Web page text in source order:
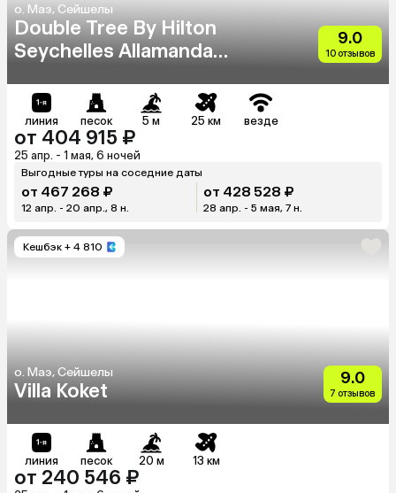
о. Маэ, Сейшелы
Double Tree By Hilton
Seychelles Allamanda
9.0
10 отзывов
линия песок 5 м 25 км везде
от 404 915 ₽
25 апр. - 1 мая, 6 ночей
Выгодные туры на соседние даты
от 467 268 ₽
12 апр. - 20 апр., 8 н.
от 428 528 ₽
28 апр. - 5 мая, 7 н.
Кешбэк + 4 810
о. Маэ, Сейшелы
Villa Koket
9.0
7 отзывов
линия песок 20 м 13 км
от 240 546 ₽